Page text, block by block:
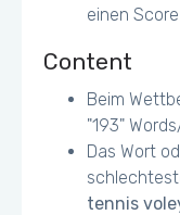
einen
Content
Beim
"193"
Das Wort
tennis